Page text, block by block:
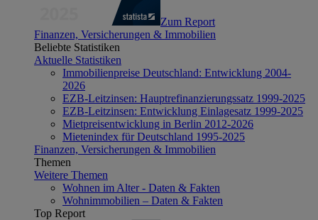
Zum Report
Finanzen, Versicherungen & Immobilien
Beliebte Statistiken
Aktuelle Statistiken
Immobilienpreise Deutschland: Entwicklung 2004-
2026
EZB-Leitzinsen: Hauptrefinanzierungssatz 1999-2025
EZB-Leitzinsen: Entwicklung Einlagesatz 1999-2025
Mietpreisentwicklung in Berlin 2012-2026
Mietenindex für Deutschland 1995-2025
Finanzen, Versicherungen & Immobilien
Themen
Weitere Themen
Wohnen im Alter - Daten & Fakten
Wohnimmobilien – Daten & Fakten
Top Report